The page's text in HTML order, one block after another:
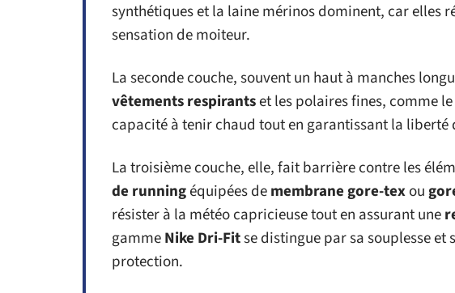
synthétiques et la laine mérinos dominent, car elles
sensation de moiteur.
La seconde couche, souvent un haut à manches
vêtements respirantset les polaires fines, comme le
capacité à tenir chaud tout en garantissant la liberté
La troisième couche, elle, fait barrière contre les
de runningéquipées demembrane gore-texou
résister à la météo capricieuse tout en assurant une
gammeNike Dri-Fitse distingue par sa souplesse et
protection.